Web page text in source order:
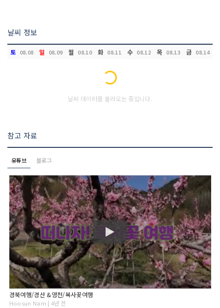
날씨 정보
토 08.08 일 08.09 월 08.10 화 08.11 수 08.12 목 08.13 금 08.14
Loading...
날씨 데이터를 불러오는 중입니다.
참고 자료
유튜브 블로그
경북여행/경산 &영천/복사꽃여행
Hoosun Nam | 4년 전